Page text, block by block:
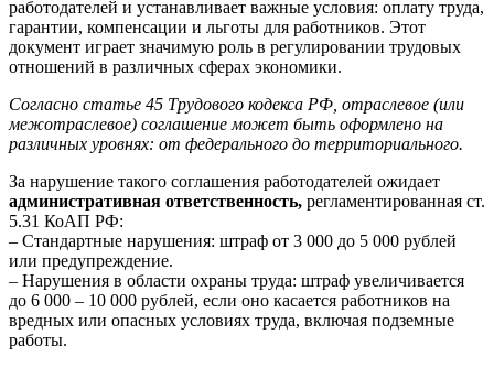
работодателей и устанавливает важные условия: оплату труда,
гарантии, компенсации и льготы для работников. Этот
документ играет значимую роль в регулировании трудовых
отношений в различных сферах экономики.
Согласно статье 45 Трудового кодекса РФ, отраслевое (или
межотраслевое) соглашение может быть оформлено на
различных уровнях: от федерального до территориального.
За нарушение такого соглашения работодателей ожидает
административная ответственность, регламентированная ст.
5.31 КоАП РФ:
– Стандартные нарушения: штраф от 3 000 до 5 000 рублей
или предупреждение.
– Нарушения в области охраны труда: штраф увеличивается
до 6 000 – 10 000 рублей, если оно касается работников на
вредных или опасных условиях труда, включая подземные
работы.